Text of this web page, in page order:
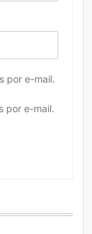
por e-mail.
por e-mail.